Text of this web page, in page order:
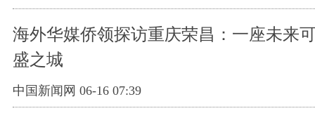
海外华媒侨领探访重庆荣昌：一座未来
盛之城
中国新闻网 06-16 07:39